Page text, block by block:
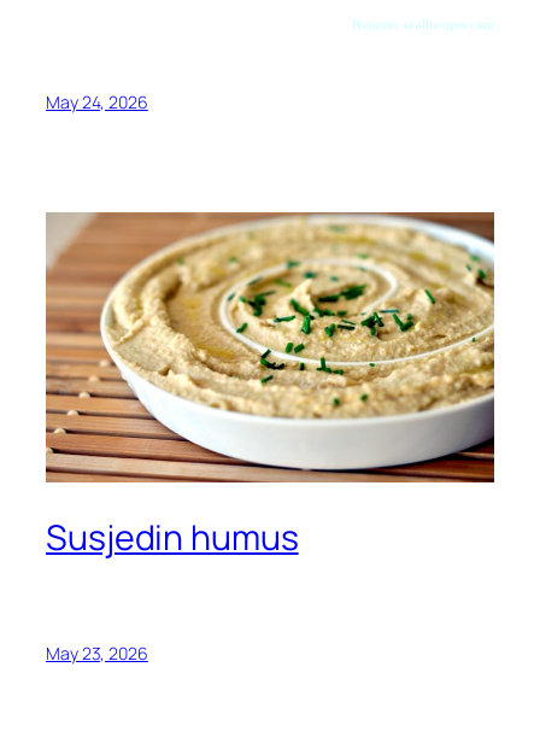
Preuzeto sa allrecipes.com
May 24, 2026
Susjedin humus
May 23, 2026